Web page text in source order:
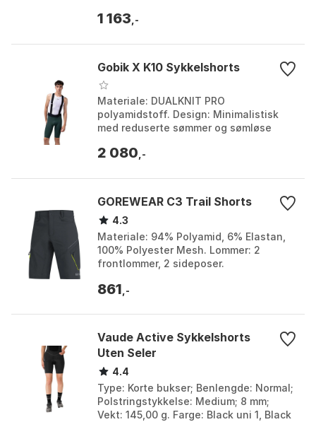
hverdagsbruk. Farge: Black. Større...
1 163 ,-
Gobik X K10 Sykkelshorts
Materiale: DUALKNIT PRO
polyamidstoff. Design: Minimalistisk
med reduserte sømmer og sømløse
pusteevne og slitestyrke. Funksj...
2 080 ,-
GOREWEAR C3 Trail Shorts
4.3
Materiale: 94% Polyamid, 6% Elastan,
100% Polyester Mesh. Lommer: 2
frontlommer, 2 sideposer.
piping, Reflekterende logo. ...
861 ,-
Vaude Active Sykkelshorts
Uten Seler
4.4
Type: Korte bukser; Benlengde: Normal;
Polstringstykkelse: Medium; 8 mm;
Vekt: 145,00 g. Farge: Black uni 1, Black